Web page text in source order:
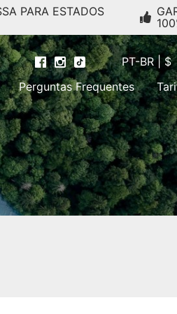
PARA ESTADOS
PT-BR | $
Perguntas Frequentes